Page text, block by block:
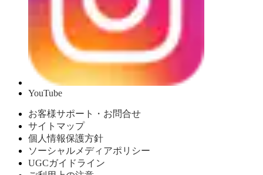
YouTube
お客様サポート・お問合せ
サイトマップ
個人情報保護方針
ソーシャルメディアポリシー
UGCガイドライン